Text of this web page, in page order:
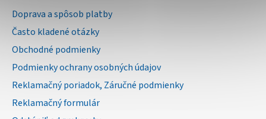
Doprava a spôsob platby
Často kladené otázky
Obchodné podmienky
Podmienky ochrany osobných údajov
Reklamačný poriadok, Záručné podmienky
Reklamačný formulár